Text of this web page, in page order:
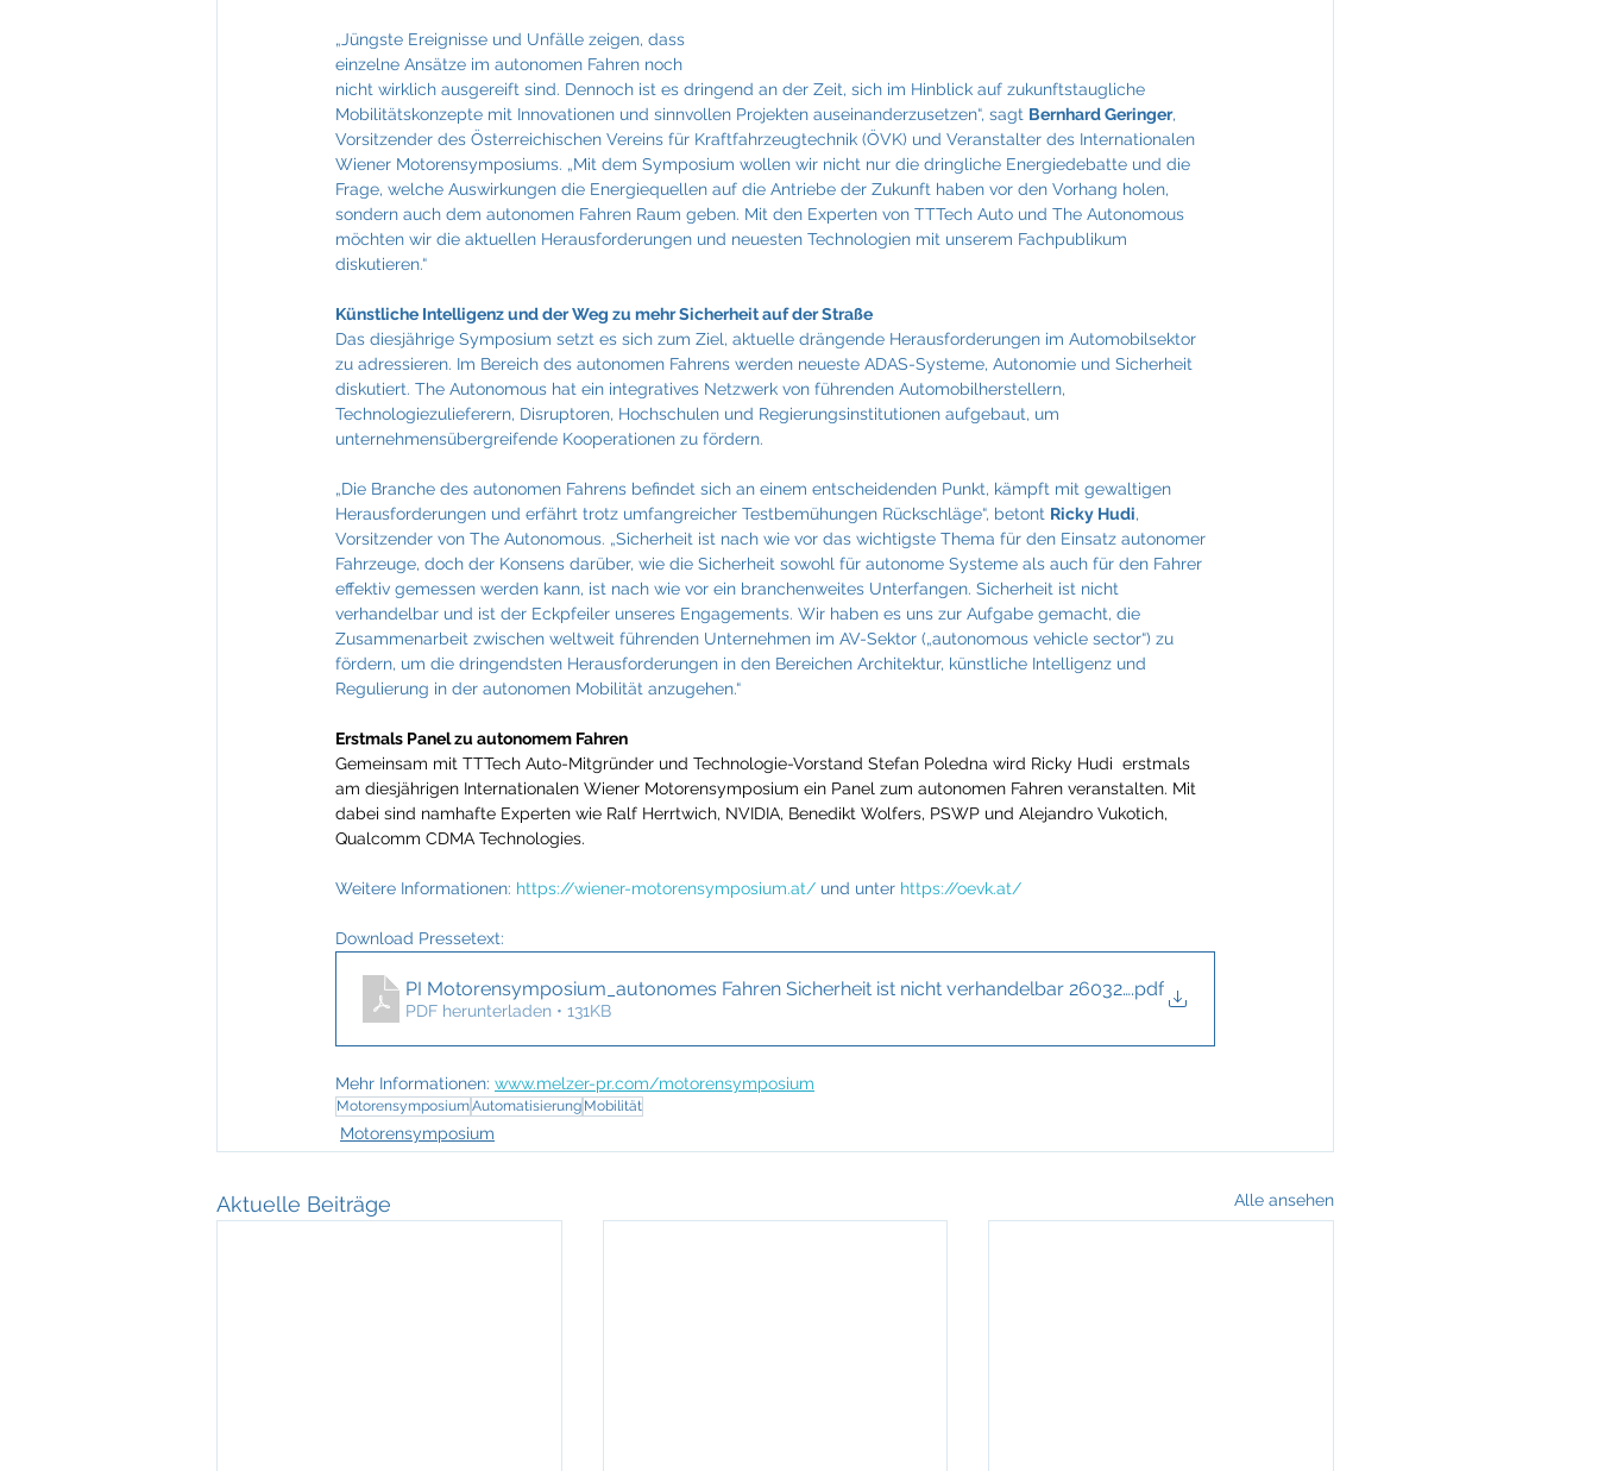
„Jüngste Ereignisse und Unfälle zeigen, dass
einzelne Ansätze im autonomen Fahren noch
nicht wirklich ausgereift sind. Dennoch ist es dringend an der Zeit, sich im Hinblick auf zukunftstaugliche
Mobilitätskonzepte mit Innovationen und sinnvollen Projekten auseinanderzusetzen“, sagt Bernhard Geringer,
Vorsitzender des Österreichischen Vereins für Kraftfahrzeugtechnik (ÖVK) und Veranstalter des Internationalen
Wiener Motorensymposiums. „Mit dem Symposium wollen wir nicht nur die dringliche Energiedebatte und die
Frage, welche Auswirkungen die Energiequellen auf die Antriebe der Zukunft haben vor den Vorhang holen,
sondern auch dem autonomen Fahren Raum geben. Mit den Experten von TTTech Auto und The Autonomous
möchten wir die aktuellen Herausforderungen und neuesten Technologien mit unserem Fachpublikum
diskutieren.“
Künstliche Intelligenz und der Weg zu mehr Sicherheit auf der Straße
Das diesjährige Symposium setzt es sich zum Ziel, aktuelle drängende Herausforderungen im Automobilsektor
zu adressieren. Im Bereich des autonomen Fahrens werden neueste ADAS-Systeme, Autonomie und Sicherheit
diskutiert. The Autonomous hat ein integratives Netzwerk von führenden Automobilherstellern,
Technologiezulieferern, Disruptoren, Hochschulen und Regierungsinstitutionen aufgebaut, um
unternehmensübergreifende Kooperationen zu fördern.
„Die Branche des autonomen Fahrens befindet sich an einem entscheidenden Punkt, kämpft mit gewaltigen
Herausforderungen und erfährt trotz umfangreicher Testbemühungen Rückschläge“, betont Ricky Hudi,
Vorsitzender von The Autonomous. „Sicherheit ist nach wie vor das wichtigste Thema für den Einsatz autonomer
Fahrzeuge, doch der Konsens darüber, wie die Sicherheit sowohl für autonome Systeme als auch für den Fahrer
effektiv gemessen werden kann, ist nach wie vor ein branchenweites Unterfangen. Sicherheit ist nicht
verhandelbar und ist der Eckpfeiler unseres Engagements. Wir haben es uns zur Aufgabe gemacht, die
Zusammenarbeit zwischen weltweit führenden Unternehmen im AV-Sektor („autonomous vehicle sector“) zu
fördern, um die dringendsten Herausforderungen in den Bereichen Architektur, künstliche Intelligenz und
Regulierung in der autonomen Mobilität anzugehen.“
Erstmals Panel zu autonomem Fahren
Gemeinsam mit TTTech Auto-Mitgründer und Technologie-Vorstand Stefan Poledna wird Ricky Hudi  erstmals
am diesjährigen Internationalen Wiener Motorensymposium ein Panel zum autonomen Fahren veranstalten. Mit
dabei sind namhafte Experten wie Ralf Herrtwich, NVIDIA, Benedikt Wolfers, PSWP und Alejandro Vukotich,
Qualcomm CDMA Technologies.
Weitere Informationen: https://wiener-motorensymposium.at/ und unter https://oevk.at/
Download Pressetext:
PI Motorensymposium_autonomes Fahren Sicherheit ist nicht verhandelbar 26032024
.pdf
PDF herunterladen • 131KB
Mehr Informationen: www.melzer-pr.com/motorensymposium
MotorensymposiumAutomatisierung Mobilität
Motorensymposium
Aktuelle Beiträge Alle ansehen